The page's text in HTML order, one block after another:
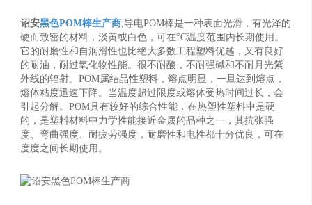
诏安黑色POM棒生产商,导电POM棒是一种表面光滑，有光泽的
硬而致密的材料，淡黄或白色，可在°C温度范围内长期使用。
它的耐磨性和自润滑性也比绝大多数工程塑料优越，又有良好
的耐油，耐过氧化物性能。很不耐酸，不耐强碱和不耐月光紫
外线的辐射。POM属结晶性塑料，熔点明显，一旦达到熔点，
熔体粘度迅速下降。当温度超过限度或熔体受热时间过长，会
引起分解。POM具有较好的综合性能，在热塑性塑料中是硬
的，是塑料材料中力学性能接近金属的品种之一，其抗张强
度、弯曲强度、耐疲劳强度，耐磨性和电性都十分优良，可在
度度之间长期使用。